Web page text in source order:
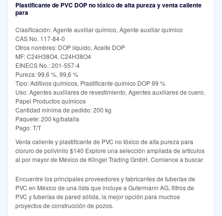
Plastificante de PVC DOP no tóxico de alta pureza y venta caliente
para
Clasificación: Agente auxiliar químico, Agente auxiliar químico
CAS No. 117-84-0
Otros nombres: DOP líquido, Aceite DOP
MF: C24H38O4, C24H38O4
EINECS No.: 201-557-4
Pureza: 99,6 %, 99,6 %
Tipo: Aditivos químicos, Plastificante químico DOP 99 %
Uso: Agentes auxiliares de revestimiento, Agentes auxiliares de cuero,
Papel Productos químicos
Cantidad mínima de pedido: 200 kg
Paquete: 200 kg/batalla
Pago: T/T
Venta caliente y plastificante de PVC no tóxico de alta pureza para
cloruro de polivinilo $140 Explore una selección ampliada de artículos
al por mayor de México de Klingel Trading GmbH. Comience a buscar
Encuentre los principales proveedores y fabricantes de tuberías de
PVC en México de una lista que incluye a Gutermann AG, filtros de
PVC y tuberías de pared sólida, la mejor opción para muchos
proyectos de construcción de pozos.